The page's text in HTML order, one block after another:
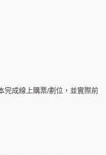
完成線上購票/劃位，並實際前